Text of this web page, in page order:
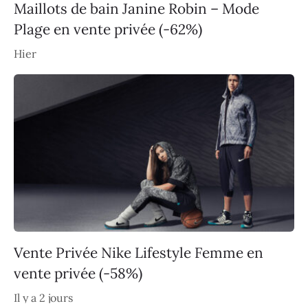
Maillots de bain Janine Robin – Mode
Plage en vente privée (-62%)
Hier
Vente Privée Nike Lifestyle Femme en
vente privée (-58%)
Il y a 2 jours